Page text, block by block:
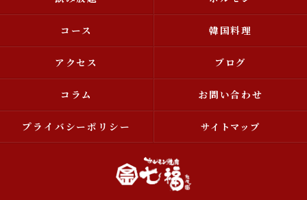
コース 韓国料理
アクセス ブログ
コラム お問い合わせ
プライバシーポリシー サイトマップ